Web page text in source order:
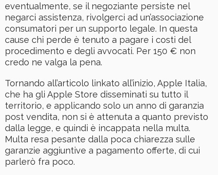
eventualmente, se il negoziante persiste nel
negarci assistenza, rivolgerci ad un’associazione
consumatori per un supporto legale. In questa
cause chi perde è tenuto a pagare i costi del
procedimento e degli avvocati. Per 150 € non
credo ne valga la pena.
Tornando all’articolo linkato all’inizio, Apple Italia,
che ha gli Apple Store disseminati su tutto il
territorio, e applicando solo un anno di garanzia
post vendita, non si è attenuta a quanto previsto
dalla legge, e quindi è incappata nella multa.
Multa resa pesante dalla poca chiarezza sulle
garanzie aggiuntive a pagamento offerte, di cui
parlerò fra poco.